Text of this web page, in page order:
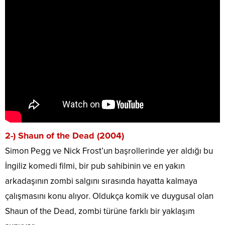
2-) Shaun of the Dead (2004)
Simon Pegg ve Nick Frost’un başrollerinde yer aldığı bu
İngiliz komedi filmi, bir pub sahibinin ve en yakın
arkadaşının zombi salgını sırasında hayatta kalmaya
çalışmasını konu alıyor. Oldukça komik ve duygusal olan
Shaun of the Dead, zombi türüne farklı bir yaklaşım